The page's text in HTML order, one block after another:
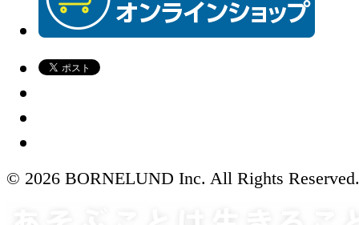
© 2026 BORNELUND Inc. All Rights Reserved.